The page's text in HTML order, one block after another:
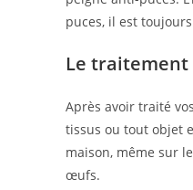
puces, il est
Le
Après avoir traité
tissus ou tout objet
maison, même sur
œufs.